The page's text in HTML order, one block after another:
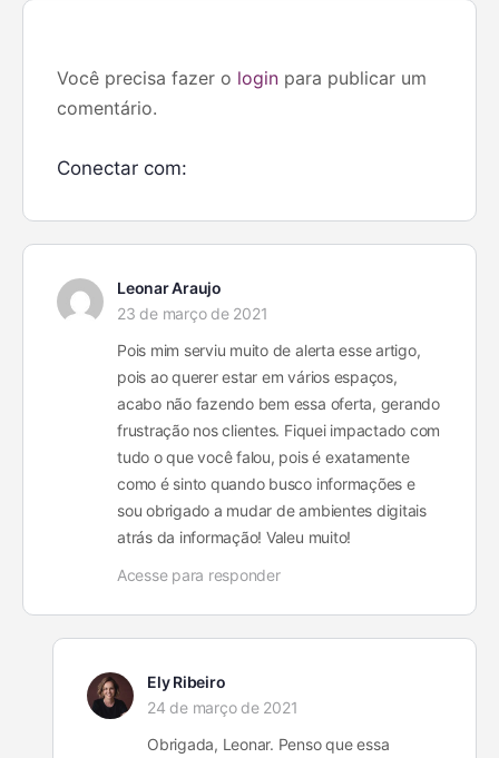
Você precisa fazer o login para publicar um
comentário.
Conectar com:
Leonar Araujo
23 de março de 2021
Pois mim serviu muito de alerta esse artigo,
pois ao querer estar em vários espaços,
acabo não fazendo bem essa oferta, gerando
frustração nos clientes. Fiquei impactado com
tudo o que você falou, pois é exatamente
como é sinto quando busco informações e
sou obrigado a mudar de ambientes digitais
atrás da informação! Valeu muito!
Acesse para responder
Ely Ribeiro
24 de março de 2021
Obrigada, Leonar. Penso que essa